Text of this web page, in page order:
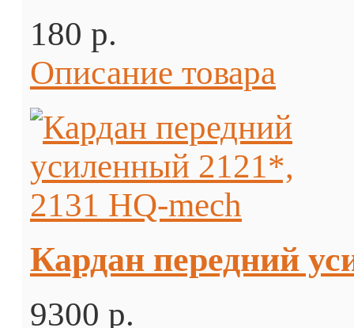
180 p.
Описание товара
Кардан передний
9300 p.